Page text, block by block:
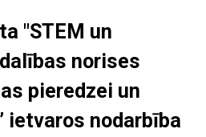
"STEM un
norises
pieredzei un
ietvaros nodarbība